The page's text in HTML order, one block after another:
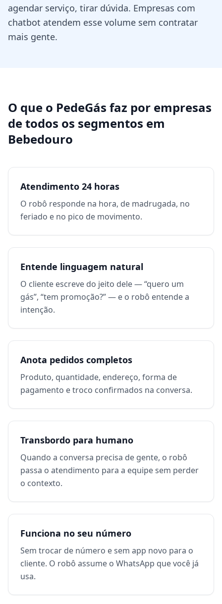
agendar serviço, tirar dúvida. Empresas com
chatbot atendem esse volume sem contratar
mais gente.
O que o PedeGás faz por empresas
de todos os segmentos em
Bebedouro
Atendimento 24 horas
O robô responde na hora, de madrugada, no
feriado e no pico de movimento.
Entende linguagem natural
O cliente escreve do jeito dele — “quero um
gás”, “tem promoção?” — e o robô entende a
intenção.
Anota pedidos completos
Produto, quantidade, endereço, forma de
pagamento e troco confirmados na conversa.
Transbordo para humano
Quando a conversa precisa de gente, o robô
passa o atendimento para a equipe sem perder
o contexto.
Funciona no seu número
Sem trocar de número e sem app novo para o
cliente. O robô assume o WhatsApp que você já
usa.